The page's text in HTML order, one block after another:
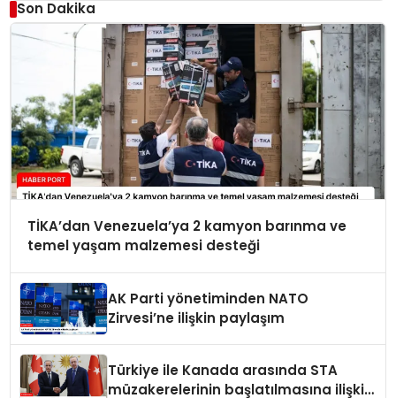
Son Dakika
TİKA’dan Venezuela’ya 2 kamyon barınma ve
temel yaşam malzemesi desteği
AK Parti yönetiminden NATO
Zirvesi’ne ilişkin paylaşım
Türkiye ile Kanada arasında STA
müzakerelerinin başlatılmasına ilişkin